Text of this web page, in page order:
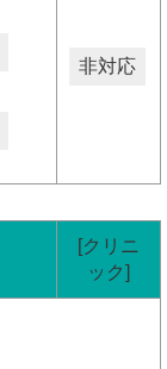
非対応
[クリニ
ック]